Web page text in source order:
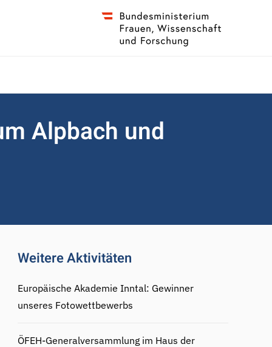
Alpbach und
Weitere Aktivitäten
Europäische Akademie Inntal: Gewinner
unseres Fotowettbewerbs
ÖFEH-Generalversammlung im Haus der